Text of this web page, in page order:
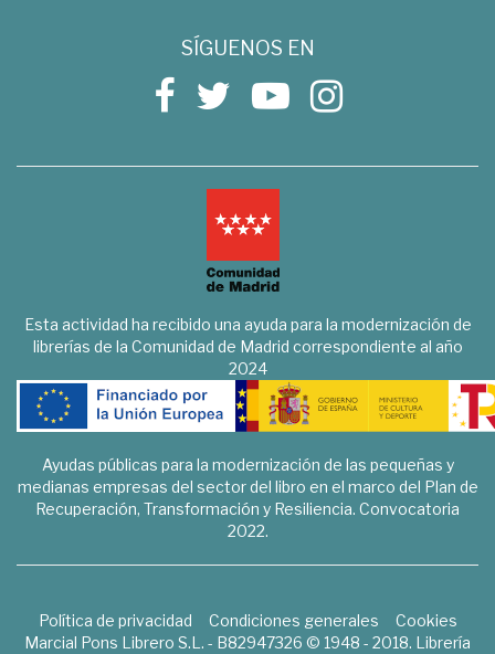
SÍGUENOS EN
Esta actividad ha recibido una ayuda para la modernización de
librerías de la Comunidad de Madrid correspondiente al año
2024
Ayudas públicas para la modernización de las pequeñas y
medianas empresas del sector del libro en el marco del Plan de
Recuperación, Transformación y Resiliencia. Convocatoria
2022.
Política de privacidad Condiciones generales
Cookies
Marcial Pons Librero S.L. - B82947326 © 1948 - 2018. Librería